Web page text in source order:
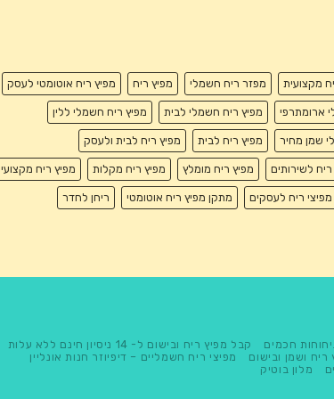
מקצועית מפזר ריח חשמלי מפיץ ריח מפיץ ריח אוטומטי לעסק
ארומתרפי מפיץ ריח חשמלי לבית מפיץ ריח חשמלי ללין
שמן מחיר מפיץ ריח לבית מפיץ ריח לבית ולעסק
ריח לשירותים מפיץ ריח מומלץ מפיץ ריח מקלות מפיץ ריח מקצועי
מפיצי ריח לעסקים מתקן מפיץ ריח אוטומטי ריחן לחדר
חכמים
קבל מפיץ ריח ובישום ל- 14 ניסיון חינם ללא עלות
ושמן ובישום
מפיצי ריח חשמליים – דיפיוזר חנות אונליין
מלון בוטיק